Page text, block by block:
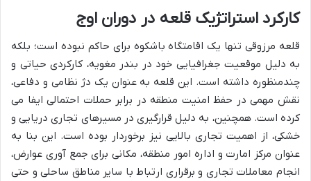
کارکرد استراتژیک قلعه در دوران اوج
قلعه مرزوقی تنها یک اقامتگاه باشکوه برای حاکم نبوده است؛ بلکه
به دلیل موقعیت جغرافیایی خود در بندر مغویه، کارکردی حیاتی و
چندمنظوره داشته است. این قلعه به عنوان یک دژ نظامی و دفاعی،
نقش مهمی در حفظ امنیت منطقه در برابر حملات احتمالی ایفا می
کرده است. همچنین، به دلیل قرارگیری در مسیرهای تجاری دریایی و
خشکی، از اهمیت تجاری بالایی نیز برخوردار بوده است. این بنا به
عنوان مرکز امارت و اداره امور منطقه، مکانی برای جمع آوری عوارض،
انجام معاملات تجاری و برقراری ارتباط با سایر مناطق ساحلی و حتی